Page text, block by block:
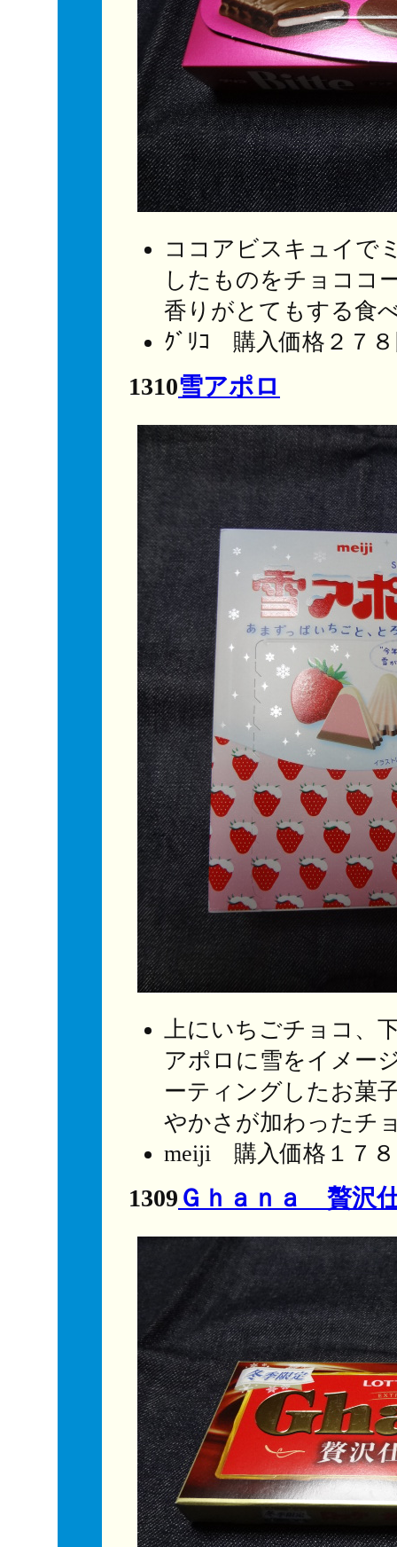
ココアビスキュイで
したものをチョココ
香りがとてもする食
ｸﾞﾘｺ 購入価格２７
1310雪アポロ
上にいちごチョコ、
アポロに雪をイメー
ーティングしたお菓
やかさが加わったチ
meiji 購入価格１７
1309 Ｇｈａｎａ 贅沢